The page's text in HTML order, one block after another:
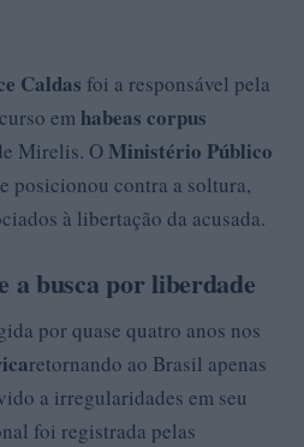
Caldas foi a responsável pela
emhabeas corpus
Mirelis. O Ministério Público
posicionou contra a soltura,
à libertação da acusada.
a busca por liberdade
por quase quatro anos nos
retornando ao Brasil apenas
a irregularidades em seu
foi registrada pelas